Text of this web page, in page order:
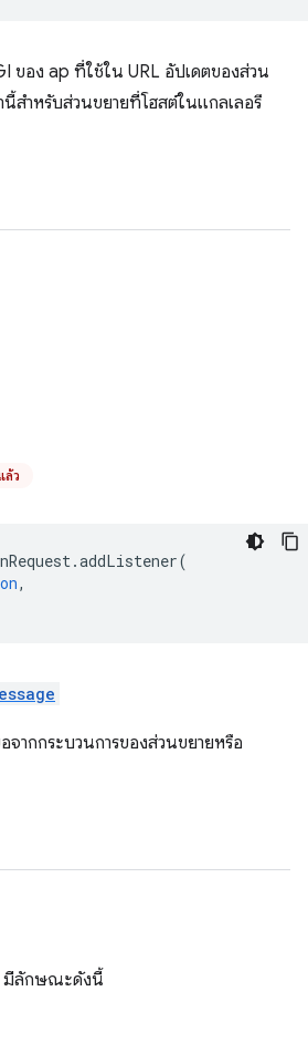
ของ ap ที่ใช้ใน URL อัปเดตของส่วน
สำหรับส่วนขยายที่โฮสต์ในแกลเลอรี
ล้ว
.addListener(
,
จากกระบวนการของส่วนขยายหรือ
มีลักษณะดังนี้